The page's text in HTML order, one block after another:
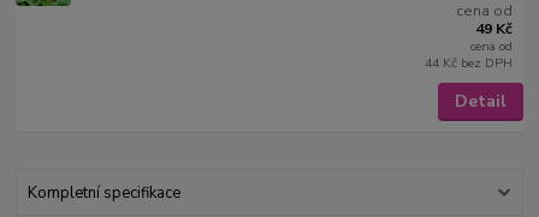
cena od
49 Kč
cena od
44 Kč bez DPH
Detail
Kompletní specifikace